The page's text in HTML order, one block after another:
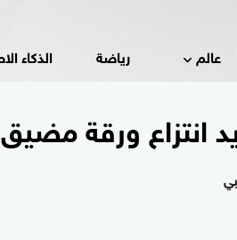
عالم رياضة الذكاء
ورقة مضيق